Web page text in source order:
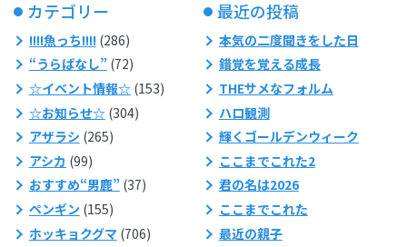
カテゴリー
!!!!魚っち!!!!(286)
“うらばなし”(72)
☆イベント情報☆(153)
☆お知らせ☆(304)
アザラシ (265)
アシカ (99)
おすすめ“男鹿”(37)
ペンギン (155)
ホッキョクグマ (706)
最近の投稿
本気の二度聞きをした日
錯覚を覚える成長
THEサメなフォルム
ハロ観測
輝くゴールデンウィーク
ここまでこれた2
君の名は2026
ここまでこれた
最近の親子